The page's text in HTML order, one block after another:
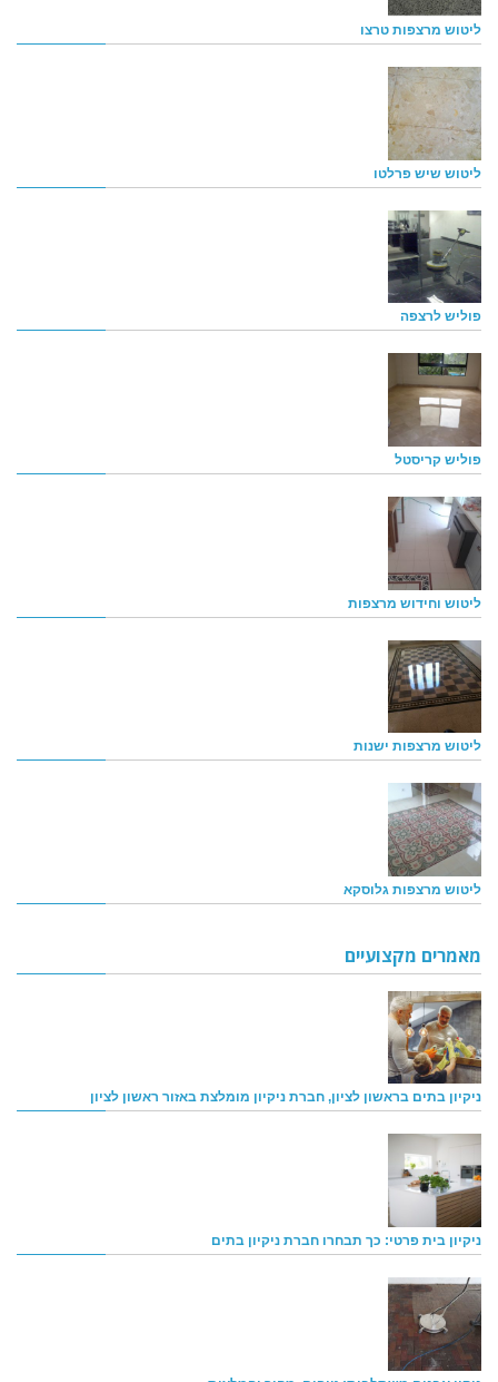
ליטוש מרצפות טרצו
ליטוש שיש פרלטו
פוליש לרצפה
פוליש קריסטל
ליטוש וחידוש מרצפות
ליטוש מרצפות ישנות
ליטוש מרצפות גלוסקא
מאמרים מקצועיים
ניקיון בתים בראשון לציון, חברת ניקיון מומלצת באזור ראשון לציון
ניקיון בית פרטי: כך תבחרו חברת ניקיון בתים